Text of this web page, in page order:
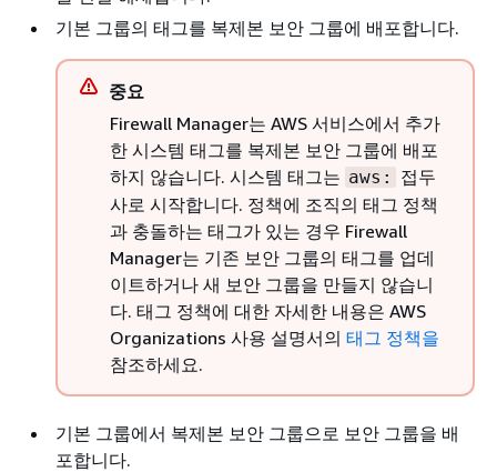
기본 그룹의 태그를 복제본 보안 그룹에 배포합니다.
중요
Firewall Manager는 AWS 서비스에서 추가
한 시스템 태그를 복제본 보안 그룹에 배포
하지 않습니다. 시스템 태그는 aws:
접두
사로 시작합니다. 정책에 조직의 태그 정책
과 충돌하는 태그가 있는 경우 Firewall
Manager는 기존 보안 그룹의 태그를 업데
이트하거나 새 보안 그룹을 만들지 않습니
다. 태그 정책에 대한 자세한 내용은 AWS
Organizations 사용 설명서의 태그 정책을
참조하세요.
기본 그룹에서 복제본 보안 그룹으로 보안 그룹을 배
포합니다.